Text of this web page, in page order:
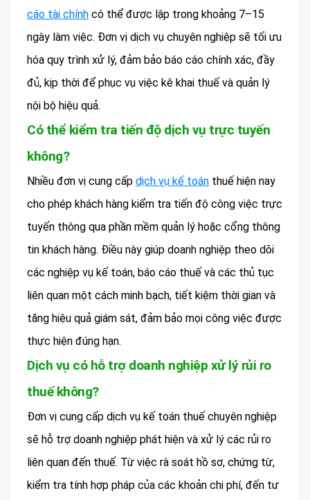
cáo tài chính có thể được lập trong khoảng 7–15
ngày làm việc. Đơn vị dịch vụ chuyên nghiệp sẽ tối ưu
hóa quy trình xử lý, đảm bảo báo cáo chính xác, đầy
đủ, kịp thời để phục vụ việc kê khai thuế và quản lý
nội bộ hiệu quả.
Có thể kiểm tra tiến độ dịch vụ trực tuyến
không?
Nhiều đơn vị cung cấp dịch vụ kế toán thuế hiện nay
cho phép khách hàng kiểm tra tiến độ công việc trực
tuyến thông qua phần mềm quản lý hoặc cổng thông
tin khách hàng. Điều này giúp doanh nghiệp theo dõi
các nghiệp vụ kế toán, báo cáo thuế và các thủ tục
liên quan một cách minh bạch, tiết kiệm thời gian và
tăng hiệu quả giám sát, đảm bảo mọi công việc được
thực hiện đúng hạn.
Dịch vụ có hỗ trợ doanh nghiệp xử lý rủi ro
thuế không?
Đơn vị cung cấp dịch vụ kế toán thuế chuyên nghiệp
sẽ hỗ trợ doanh nghiệp phát hiện và xử lý các rủi ro
liên quan đến thuế. Từ việc rà soát hồ sơ, chứng từ,
kiểm tra tính hợp pháp của các khoản chi phí, đến tư